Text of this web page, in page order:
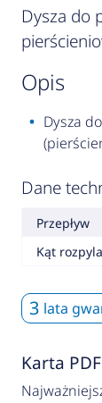
Dysza do
opis
Dysza
Dane
Przepływ
Kąt
3 lata
Karta PDF